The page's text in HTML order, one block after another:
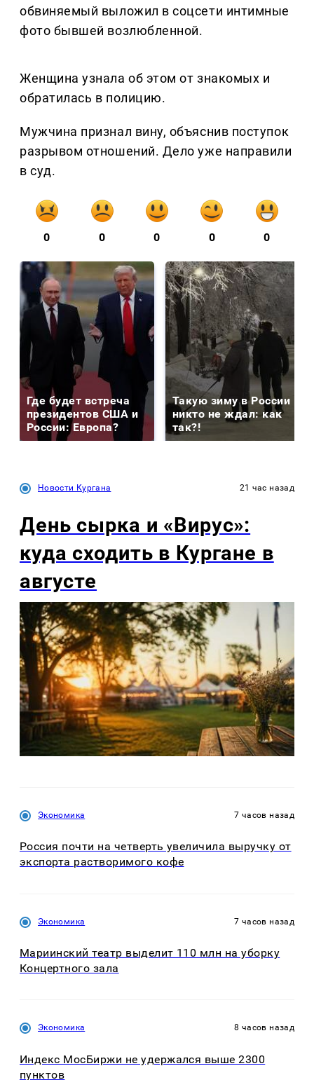
обвиняемый выложил в соцсети интимные
фото бывшей возлюбленной.
Женщина узнала об этом от знакомых и
обратилась в полицию.
Мужчина признал вину, объяснив поступок
разрывом отношений. Дело уже направили
в суд.
0 0 0 0 0
Где будет встреча
президентов США и
России: Европа?
Такую зиму в России
никто не ждал: как
так?!
Новости Кургана 21 час назад
День сырка и «Вирус»:
куда сходить в Кургане в
августе
Экономика 7 часов назад
Россия почти на четверть увеличила выручку от
экспорта растворимого кофе
Экономика 7 часов назад
Мариинский театр выделит 110 млн на уборку
Концертного зала
Экономика 8 часов назад
Индекс МосБиржи не удержался выше 2300
пунктов